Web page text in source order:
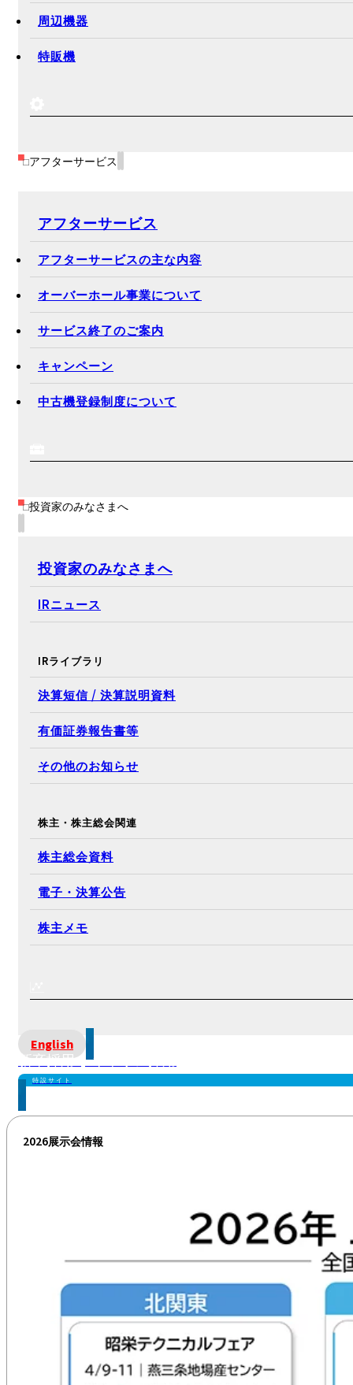
周辺機器
特販機
アフターサービス
アフターサービス
アフターサービスの主な内容
オーバーホール事業について
サービス終了のご案内
キャンペーン
中古機登録制度について
投資家のみなさまへ
投資家のみなさまへ
IRニュース
IRライブラリ
決算短信 / 決算説明資料
有価証券報告書等
その他のお知らせ
株主・株主総会関連
株主総会資料
電子・決算公告
株主メモ
English
新卒採用 | キャリア採用
特設サイト
2026展示会情報